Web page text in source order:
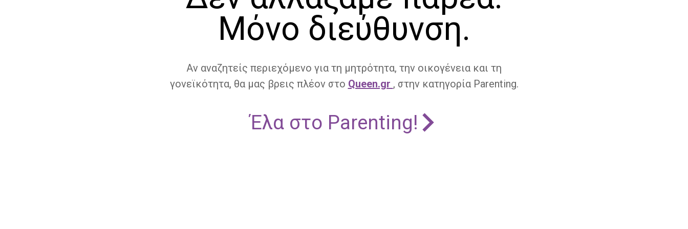
Μόνο διεύθυνση.
Αν αναζητείς περιεχόμενο για τη μητρότητα, την οικογένεια και τη
γονεϊκότητα, θα μας βρεις πλέον στο Queen.gr , στην κατηγορία Parenting.
Έλα στο Parenting!